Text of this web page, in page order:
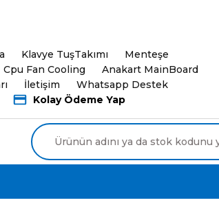
Klavye TuşTakımı
Menteşe
Cpu Fan Cooling
Anakart MainBoard
İletişim
Whatsapp Destek
Kolay Ödeme Yap